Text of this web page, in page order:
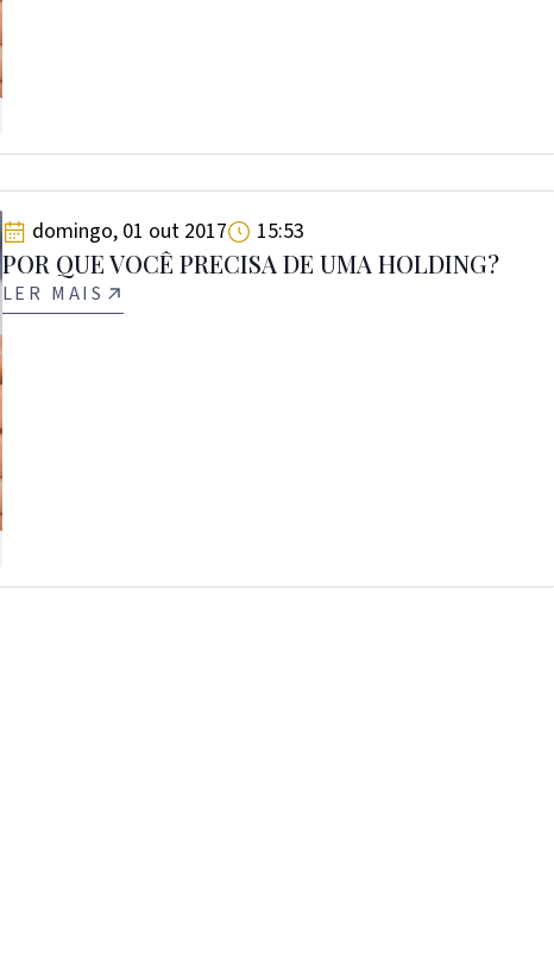
domingo, 01 out 2017 15:53
POR QUE VOCÊ PRECISA DE UMA HOLDING?
LER MAIS